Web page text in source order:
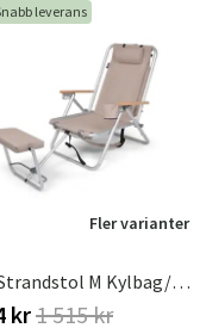
leverans
Fler varianter
Roxy Strandstol M Kylbag/Mobilficka Beige
kr1 515 kr